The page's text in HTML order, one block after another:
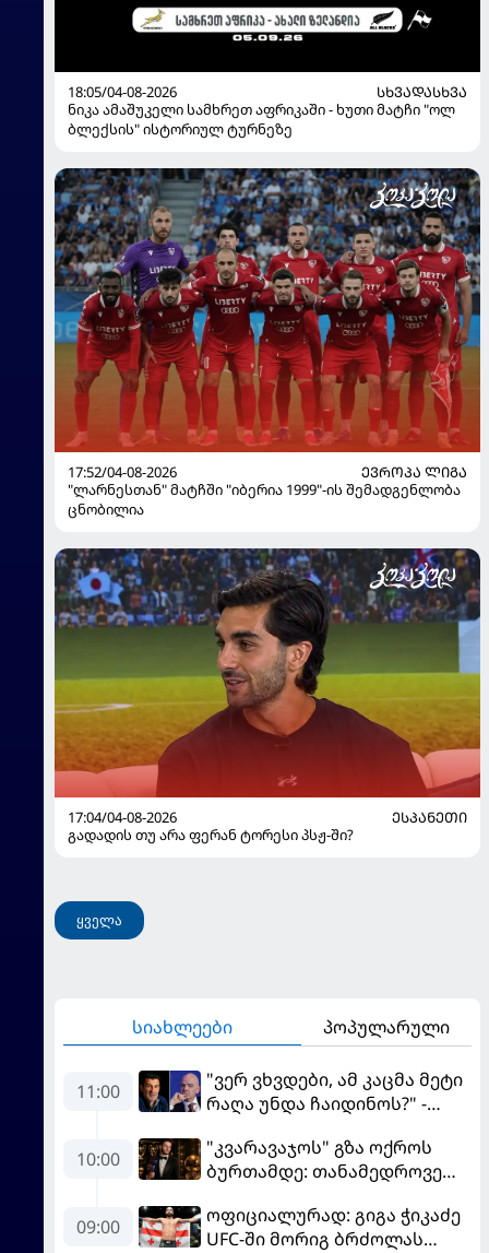
18:05/04-08-2026
ᲡᲮᲕᲐᲓᲐᲡᲮᲕᲐ
ნიკა ამაშუკელი სამხრეთ აფრიკაში - ხუთი მატჩი "ოლ
ბლექსის" ისტორიულ ტურნეზე
17:52/04-08-2026
ᲔᲕᲠᲝᲞᲐ ᲚᲘᲒᲐ
"ლარნესთან" მატჩში "იბერია 1999"-ის შემადგენლობა
ცნობილია
17:04/04-08-2026
ᲔᲡᲞᲐᲜᲔᲗᲘ
გადადის თუ არა ფერან ტორესი პსჟ-ში?
ყველა
სიახლეები პოპულარული
11:00
"ვერ ვხვდები, ამ კაცმა მეტი
რაღა უნდა ჩაიდინოს?" -
გადადგომას მოითხოვს
10:00
"კვარავაჯოს" გზა ოქროს
ბურთამდე: თანამედროვე
09:00
ოფიციალურად: გიგა ჭიკაძე
UFC-ში მორიგ ბრძოლას